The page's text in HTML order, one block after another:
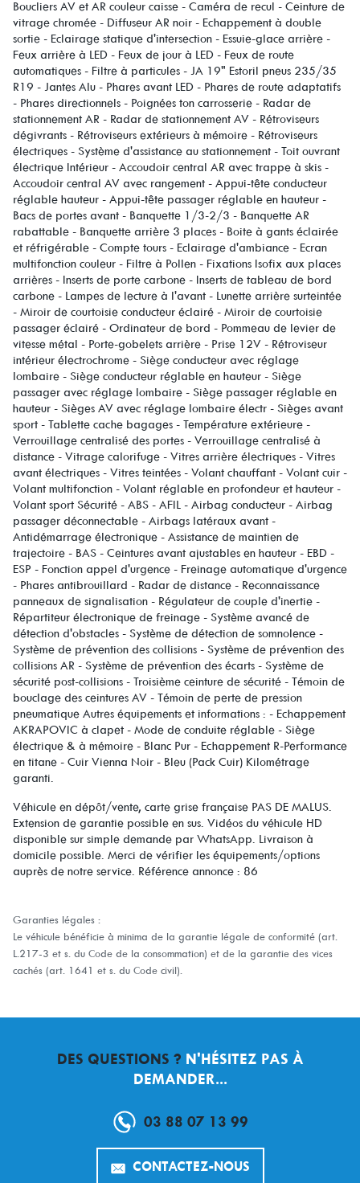
Boucliers AV et AR couleur caisse - Caméra de recul - Ceinture de
vitrage chromée - Diffuseur AR noir - Echappement à double
sortie - Eclairage statique d'intersection - Essuie-glace arrière -
Feux arrière à LED - Feux de jour à LED - Feux de route
automatiques - Filtre à particules - JA 19" Estoril pneus 235/35
R19 - Jantes Alu - Phares avant LED - Phares de route adaptatifs
- Phares directionnels - Poignées ton carrosserie - Radar de
stationnement AR - Radar de stationnement AV - Rétroviseurs
dégivrants - Rétroviseurs extérieurs à mémoire - Rétroviseurs
électriques - Système d'assistance au stationnement - Toit ouvrant
électrique Intérieur - Accoudoir central AR avec trappe à skis -
Accoudoir central AV avec rangement - Appui-tête conducteur
réglable hauteur - Appui-tête passager réglable en hauteur -
Bacs de portes avant - Banquette 1/3-2/3 - Banquette AR
rabattable - Banquette arrière 3 places - Boite à gants éclairée
et réfrigérable - Compte tours - Eclairage d'ambiance - Ecran
multifonction couleur - Filtre à Pollen - Fixations Isofix aux places
arrières - Inserts de porte carbone - Inserts de tableau de bord
carbone - Lampes de lecture à l'avant - Lunette arrière surteintée
- Miroir de courtoisie conducteur éclairé - Miroir de courtoisie
passager éclairé - Ordinateur de bord - Pommeau de levier de
vitesse métal - Porte-gobelets arrière - Prise 12V - Rétroviseur
intérieur électrochrome - Siège conducteur avec réglage
lombaire - Siège conducteur réglable en hauteur - Siège
passager avec réglage lombaire - Siège passager réglable en
hauteur - Sièges AV avec réglage lombaire électr - Sièges avant
sport - Tablette cache bagages - Température extérieure -
Verrouillage centralisé des portes - Verrouillage centralisé à
distance - Vitrage calorifuge - Vitres arrière électriques - Vitres
avant électriques - Vitres teintées - Volant chauffant - Volant cuir -
Volant multifonction - Volant réglable en profondeur et hauteur -
Volant sport Sécurité - ABS - AFIL - Airbag conducteur - Airbag
passager déconnectable - Airbags latéraux avant -
Antidémarrage électronique - Assistance de maintien de
trajectoire - BAS - Ceintures avant ajustables en hauteur - EBD -
ESP - Fonction appel d'urgence - Freinage automatique d'urgence
- Phares antibrouillard - Radar de distance - Reconnaissance
panneaux de signalisation - Régulateur de couple d'inertie -
Répartiteur électronique de freinage - Système avancé de
détection d'obstacles - Système de détection de somnolence -
Système de prévention des collisions - Système de prévention des
collisions AR - Système de prévention des écarts - Système de
sécurité post-collisions - Troisième ceinture de sécurité - Témoin de
bouclage des ceintures AV - Témoin de perte de pression
pneumatique Autres équipements et informations : - Echappement
AKRAPOVIC à clapet - Mode de conduite réglable - Siège
électrique & à mémoire - Blanc Pur - Echappement R-Performance
en titane - Cuir Vienna Noir - Bleu (Pack Cuir) Kilométrage
garanti.
Véhicule en dépôt/vente, carte grise française PAS DE MALUS.
Extension de garantie possible en sus. Vidéos du véhicule HD
disponible sur simple demande par WhatsApp. Livraison à
domicile possible. Merci de vérifier les équipements/options
auprès de notre service. Référence annonce : 86
Garanties légales :
Le véhicule bénéficie à minima de la garantie légale de conformité (art.
L.217-3 et s. du Code de la consommation) et de la garantie des vices
cachés (art. 1641 et s. du Code civil).
DES QUESTIONS ? N'HÉSITEZ PAS À
DEMANDER...
03 88 07 13 99
CONTACTEZ-NOUS